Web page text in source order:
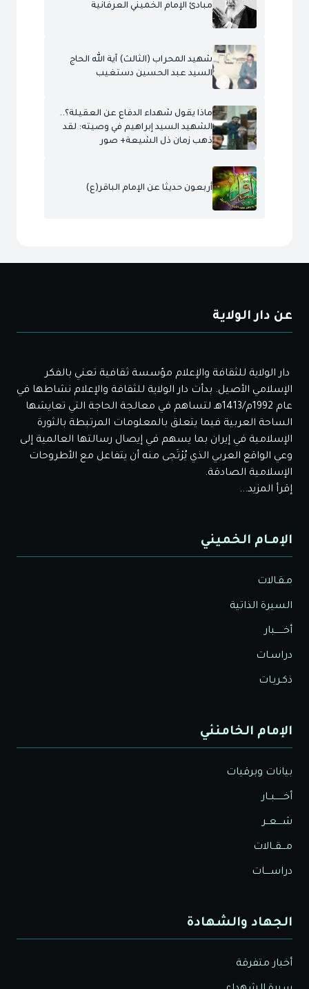
مبادئ الإمام الخميني العرفانية
شهيد المحراب (الثالث) آية الله الحاج
السيد عبد الحسين دستغيب
ماذا يقول شهداء الدفاع عن العقيلة؟..
الشهيد السيد إبراهيم في وصيته: لقد
ذهب زمان ذل الشيعة+ صور
أربعون حديثا عن الإمام الباقر(ع)
عن دار الولاية
دار الولاية للثقافة والإعلام مؤسسة ثقافية تعني بالفكر
الإسلامي الأصيل. بدأت دار الولاية للثقافة والإعلام نشاطها في
عام 1992م/1413هـ لتساهم في معالجة الحاجة التي تعايشها
الساحة العربية فيما يتعلق بالمعلومات المرتبطة بالثورة
الإسلامية في إيران بما يسهم في إيصال رسالتها العالمية إلى
وعي الواقع العربي الذي يُرْتَجى منه أن يتفاعل مع الأطروحات
الإسلامية الصادقة.
إقرأ المزيد...
الإمـام الخميني
مـقـالات
السيرة الذاتية
أخــــــبار
دراسـات
ذكـريـات
الإمام الخامنئي
بيانات وبرقيات
أخــــــبــار
شــــعــر
مـــقــالات
دراســــات
الجهاد والشهادة
أخبار متفرقة